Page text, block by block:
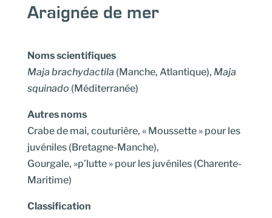
Araignée de mer
Noms scientifiques
Maja brachydactila (Manche, Atlantique), Maja
squinado (Méditerranée)
Autres noms
Crabe de mai, couturière, « Moussette » pour les
juvéniles (Bretagne-Manche),
Gourgale, »p’lutte » pour les juvéniles (Charente-
Maritime)
Classification